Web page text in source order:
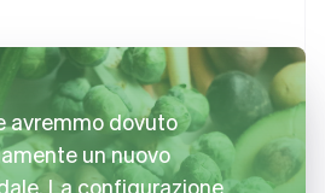
avremmo dovuto
un nuovo
La configurazione